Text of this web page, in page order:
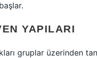
YAPILARI
gruplar üzerinden